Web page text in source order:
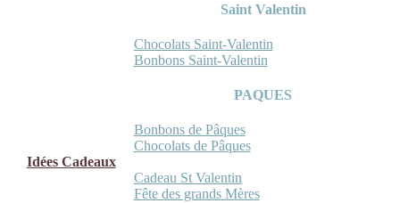
Saint Valentin
Chocolats Saint-Valentin
Bonbons Saint-Valentin
PAQUES
Bonbons de Pâques
Chocolats de Pâques
Idées Cadeaux
Cadeau St Valentin
Fête des grands Mères